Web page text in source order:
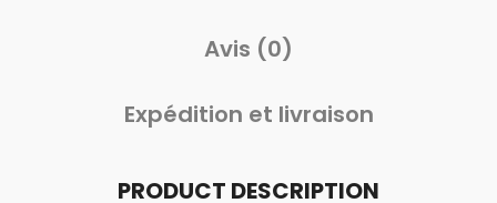
Avis (0)
Expédition et livraison
PRODUCT DESCRIPTION